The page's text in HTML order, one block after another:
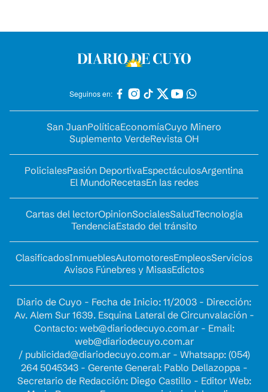
Seguinos en:
San JuanPolíticaEconomíaCuyo Minero
Suplemento VerdeRevista OH
PolicialesPasión DeportivaEspectáculosArgentina
El MundoRecetasEn las redes
Cartas del lectorOpinionSocialesSaludTecnología
TendenciaEstado del tránsito
ClasificadosInmueblesAutomotoresEmpleosServicios
Avisos Fúnebres y MisasEdictos
Diario de Cuyo - Fecha de Inicio: 11/2003 - Dirección:
Av. Alem Sur 1639. Esquina Lateral de Circunvalación -
Contacto: web@diariodecuyo.com.ar- Email:
web@diariodecuyo.com.ar
/ publicidad@diariodecuyo.com.ar- Whatsapp: (054)
264 5045343 - Gerente General: Pablo Dellazoppa -
Secretario de Redacción: Diego Castillo - Editor Web: